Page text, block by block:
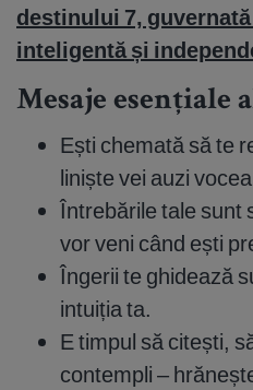
destinului 7,
inteligentă și
Mesaje esențiale
Ești chemată să te
liniște vei auzi
Întrebările tale sunt
vor veni când ești
Îngerii te ghidează
intuiția ta.
E timpul să citești,
contempli –